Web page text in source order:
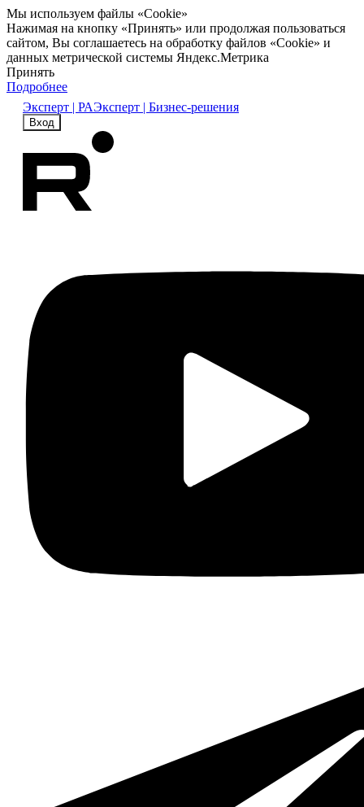
Мы используем файлы «Cookie»
Нажимая на кнопку «Принять» или продолжая пользоваться
сайтом, Вы соглашаетесь на обработку файлов «Cookie» и
данных метрической системы Яндекс.Метрика
Принять
Подробнее
Эксперт | РАЭксперт | Бизнес-решения
Вход